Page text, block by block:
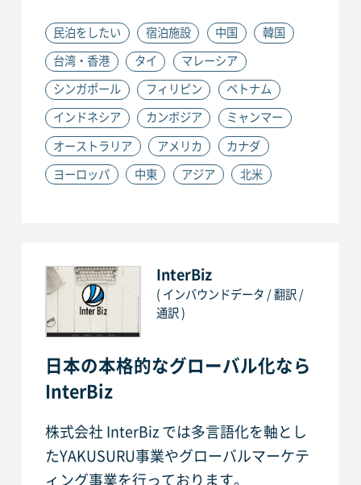
民泊をしたい 宿泊施設 中国 韓国
台湾・香港 タイ マレーシア
シンガポール フィリピン ベトナム
インドネシア カンボジア ミャンマー
オーストラリア アメリカ カナダ
ヨーロッパ 中東 アジア 北米
InterBiz
( インバウンドデータ / 翻訳 /
通訳 )
日本の本格的なグローバル化なら
InterBiz
株式会社 InterBiz では多言語化を軸とし
たYAKUSURU事業やグローバルマーケテ
ィング事業を行っております。